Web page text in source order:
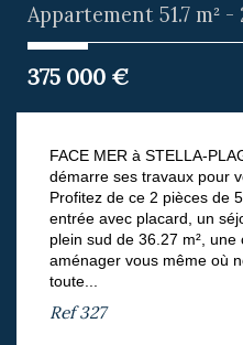
Appartement 51.7 m²
375 000 €
FACE MER à STELLA-
démarre ses travaux pour
Profitez de ce 2 pièces de
entrée avec placard, un
plein sud de 36.27 m²,
aménager vous même où
toute...
Ref327